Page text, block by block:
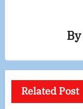
By
Related Post